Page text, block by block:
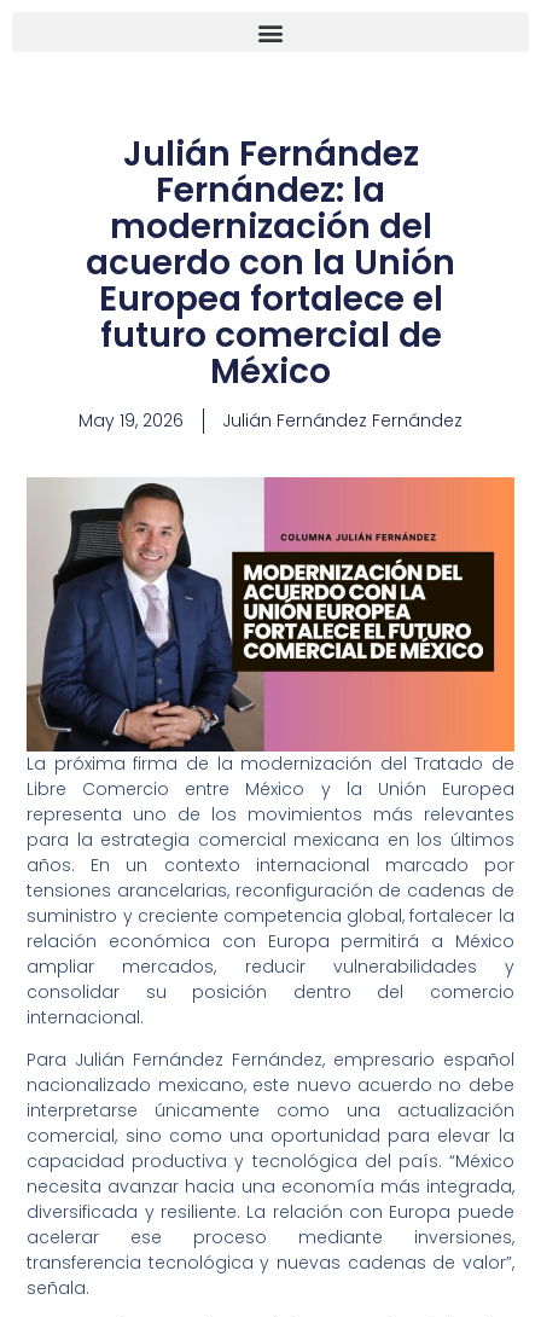
Julián Fernández
Fernández: la
modernización del
acuerdo con la Unión
Europea fortalece el
futuro comercial de
México
May 19, 2026 Julián Fernández Fernández
La próxima firma de la modernización del Tratado de
Libre Comercio entre México y la Unión Europea
representa uno de los movimientos más relevantes
para la estrategia comercial mexicana en los últimos
años. En un contexto internacional marcado por
tensiones arancelarias, reconfiguración de cadenas de
suministro y creciente competencia global, fortalecer la
relación económica con Europa permitirá a México
ampliar mercados, reducir vulnerabilidades y
consolidar su posición dentro del comercio
internacional.
Para Julián Fernández Fernández, empresario español
nacionalizado mexicano, este nuevo acuerdo no debe
interpretarse únicamente como una actualización
comercial, sino como una oportunidad para elevar la
capacidad productiva y tecnológica del país. “México
necesita avanzar hacia una economía más integrada,
diversificada y resiliente. La relación con Europa puede
acelerar ese proceso mediante inversiones,
transferencia tecnológica y nuevas cadenas de valor”,
señala.